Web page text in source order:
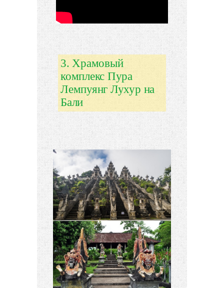
3. Храмовый
комплекс Пура
Лемпуянг Лухур на
Бали